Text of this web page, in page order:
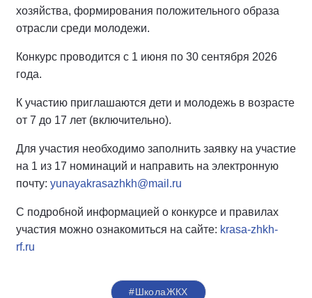
хозяйства, формирования положительного образа
отрасли среди молодежи.
Конкурс проводится с 1 июня по 30 сентября 2026
года.
К участию приглашаются дети и молодежь в возрасте
от 7 до 17 лет (включительно).
Для участия необходимо заполнить заявку на участие
на 1 из 17 номинаций и направить на электронную
почту: yunayakrasazhkh@mail.ru
С подробной информацией о конкурсе и правилах
участия можно ознакомиться на сайте: krasa-zhkh-
rf.ru
#ШколаЖКХ